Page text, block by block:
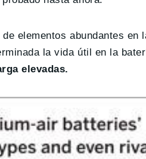
elementos abundantes en
la vida útil en la
elevadas.